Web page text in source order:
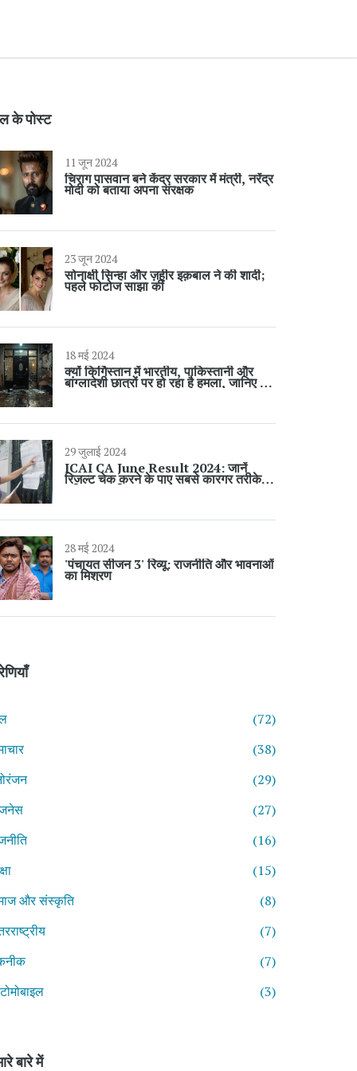
के पोस्ट
11 जून 2024
चिराग पासवान बने केंद्र सरकार में मंत्री, नरेंद्र
मोदी को बताया अपना संरक्षक
23 जून 2024
सोनाक्षी सिन्हा और ज़हीर इक़बाल ने की शादी;
पहले फोटोज साझा कीं
18 मई 2024
क्यों किर्गिस्तान में भारतीय, पाकिस्तानी और
बांग्लादेशी छात्रों पर हो रहा है हमला, जानिए पूरा
29 जुलाई 2024
ICAI CA June Result 2024: जानें
रिजल्ट चेक करने के पाए सबसे कारगर तरीके,
पूरी जानकारी
28 मई 2024
'पंचायत सीजन 3' रिव्यू: राजनीति और भावनाओं
का मिश्रण
(72)
(38)
(29)
(27)
(16)
(15)
और संस्कृति
(8)
(7)
(7)
(3)
बारे में